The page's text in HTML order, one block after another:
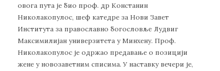
овога пута је био проф. др Констанин
Николакопулос, шеф катедре за Нови Завет
Института за православно богословље Лудвиг
Максимилијан универзитета у Минхену. Проф.
Николакопулос је одржао предавање о позицији
жене у новозаветним списима. У наставку вечери је,